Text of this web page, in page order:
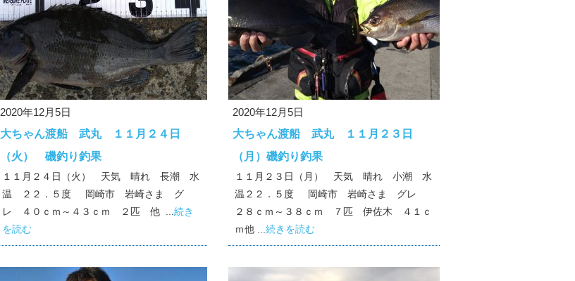
2020年12月5日
大ちゃん渡船 武丸 １１月２４日
（火） 磯釣り釣果
１１月２４日（火） 天気 晴れ 長潮 水
温 ２２．５度 岡崎市 岩崎さま グ
レ ４０ｃｍ～４３ｃｍ ２匹 他 ... 続き
を読む
2020年12月5日
大ちゃん渡船 武丸 １１月２３日
（月）磯釣り釣果
１１月２３日（月） 天気 晴れ 小潮 水
温２２．５度 岡崎市 岩崎さま グレ
２８ｃｍ～３８ｃｍ ７匹 伊佐木 ４１ｃ
ｍ他 ... 続きを読む